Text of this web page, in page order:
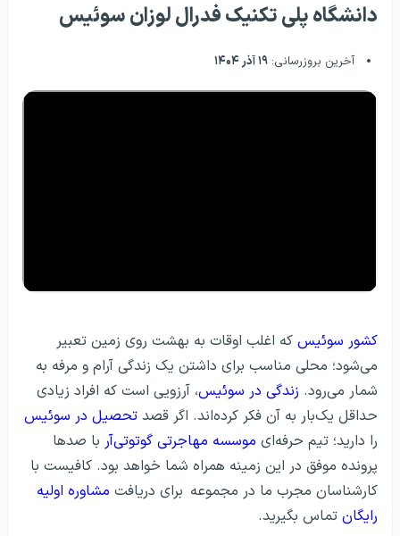
دانشگاه پلی تکنیک فدرال لوزان سوئیس
آخرین بروزرسانی: ۱۹ آذر ۱۴۰۴
کشور سوئيس که اغلب اوقات به بهشت روی زمین تعبیر
می‌شود؛ محلی مناسب برای داشتن یک زندگی آرام و مرفه به
شمار می‌رود. زندگی در سوئیس، آرزویی است که افراد زیادی
حداقل یک‌بار به آن فکر کرده‌اند. اگر قصد تحصیل در سوئیس
را دارید؛ تیم حرفه‌ای موسسه مهاجرتی گو‌توتی‌آر با صدها
پرونده موفق در این زمینه همراه شما خواهد بود. کافیست با
کارشناسان مجرب ما در مجموعه برای دریافت مشاوره اولیه
رایگان تماس بگیرید.